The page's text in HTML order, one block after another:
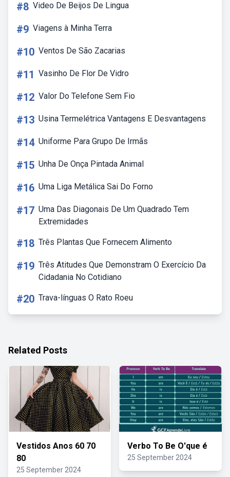
#8 Video De Beijos De Lingua
#9 Viagens à Minha Terra
#10 Ventos De São Zacarias
#11 Vasinho De Flor De Vidro
#12 Valor Do Telefone Sem Fio
#13 Usina Termelétrica Vantagens E Desvantagens
#14 Uniforme Para Grupo De Irmãs
#15 Unha De Onça Pintada Animal
#16 Uma Liga Metálica Sai Do Forno
#17 Uma Das Diagonais De Um Quadrado Tem
Extremidades
#18 Três Plantas Que Fornecem Alimento
#19 Três Atitudes Que Demonstram O Exercício Da
Cidadania No Cotidiano
#20 Trava-línguas O Rato Roeu
Related Posts
Vestidos Anos 60 70
80
25 September 2024
Verbo To Be O'que é
25 September 2024